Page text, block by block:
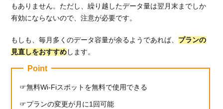
もありません。ただし、繰り越したデータ量は翌月末までしか
有効にならないので、注意が必要です。
もしも、毎月多くのデータ容量が余るようであれば、 プランの
見直しをおすすめします。
Point
無料Wi-Fiスポットを無料で使用できる
プランの変更が月に1回可能